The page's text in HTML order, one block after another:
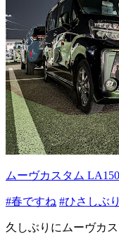
ムーヴカスタム
#春ですね #ひさしぶ
久しぶりにムーヴカ